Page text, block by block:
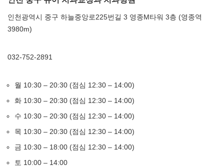
인천광역시 중구 하늘중앙로225번길 3 영종M타워 3층 (영종역
3980m)
032-752-2891
월 10:30 – 20:30 (점심 12:30 – 14:00)
화 10:30 – 20:30 (점심 12:30 – 14:00)
수 10:30 – 20:30 (점심 12:30 – 14:00)
목 10:30 – 20:30 (점심 12:30 – 14:00)
금 10:30 – 18:00 (점심 12:30 – 14:00)
토 10:00 – 14:00